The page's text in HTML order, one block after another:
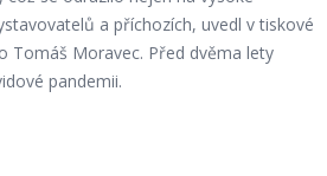
a příchozích, uvedl v tiskové
Tomáš Moravec. Před dvěma lety
pandemii.